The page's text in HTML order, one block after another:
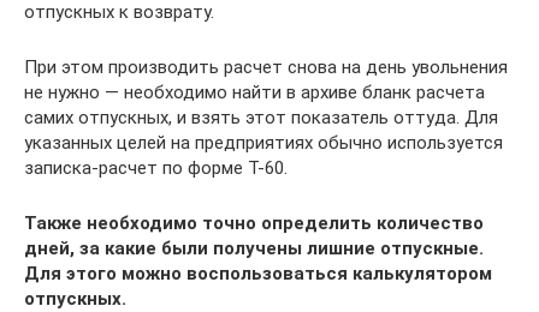
отпускных к возврату.
При этом производить расчет снова на день увольнения
не нужно — необходимо найти в архиве бланк расчета
самих отпускных, и взять этот показатель оттуда. Для
указанных целей на предприятиях обычно используется
записка-расчет по форме Т-60.
Также необходимо точно определить количество
дней, за какие были получены лишние отпускные.
Для этого можно воспользоваться калькулятором
отпускных.